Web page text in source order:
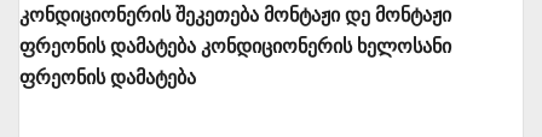
კონდიციონერის შეკეთება მონტაჟი დე მონტაჟი
ფრეონის დამატება კონდიციონერის ხელოსანი
ფრეონის დამატება